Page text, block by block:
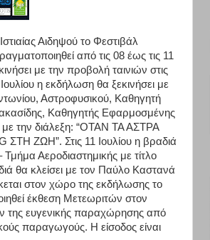
Αιδηψού το Φεστιβάλ
από τις 08 έως τις 11
με την προβολή ταινιών στις
η εκδήλωση θα ξεκινήσει με
Αστροφυσικού, Καθηγητή
Καθηγητής Εφαρμοσμένης
με την διάλεξη: “ΟΤΑΝ ΤΑ ΑΣΤΡΑ
ΖΩΗ”. Στις 11 Ιουλίου η βραδιά
Αεροδιαστημικής με τίτλο
κλείσει με τον Παύλο Καστανά
στον χώρο της εκδήλωσης το
έκθεση Μετεωριτών στον
της ευγενικής παραχώρησης από
παραγωγούς. Η είσοδος είναι